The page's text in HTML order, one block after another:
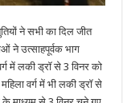
ने सभी का दिल जीत
ने उत्साहपूर्वक भाग
में लकी ड्रॉ से 3 विनर को
वर्ग में भी लकी ड्रॉ से